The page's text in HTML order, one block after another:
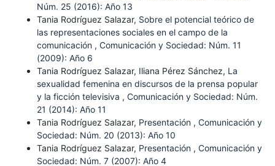
Núm. 25 (2016): Año 13
Tania Rodríguez Salazar, Sobre el potencial teórico de
las representaciones sociales en el campo de la
comunicación , Comunicación y Sociedad: Núm. 11
(2009): Año 6
Tania Rodríguez Salazar, Iliana Pérez Sánchez, La
sexualidad femenina en discursos de la prensa popular
y la ficción televisiva , Comunicación y Sociedad: Núm.
21 (2014): Año 11
Tania Rodríguez Salazar, Presentación , Comunicación y
Sociedad: Núm. 20 (2013): Año 10
Tania Rodríguez Salazar, Presentación , Comunicación y
Sociedad: Núm. 7 (2007): Año 4